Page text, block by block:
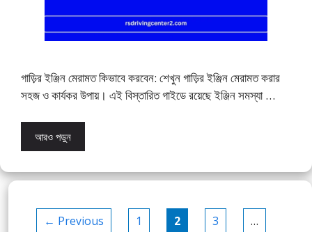
গাড়ির ইঞ্জিন মেরামত কিভাবে করবেন: শেখুন গাড়ির ইঞ্জিন মেরামত করার
সহজ ও কার্যকর উপায়। এই বিস্তারিত গাইডে রয়েছে ইঞ্জিন সমস্যা …
আরও পড়ুন
← Previous Page
1 Page
2 Page
3 …